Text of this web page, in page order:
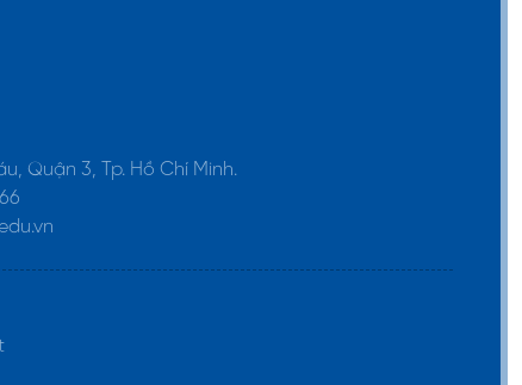
Quận 3, Tp. Hồ Chí Minh.